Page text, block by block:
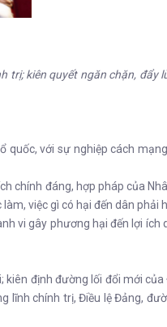
kiên quyết ngăn chặn, đẩy
với sự nghiệp cách
chính đáng, hợp pháp của
việc gì có hại đến dân phải
vi gây phương hại đến lợi ích
kiên định đường lối đổi mới
lĩnh chính trị, Điều lệ Đảng,